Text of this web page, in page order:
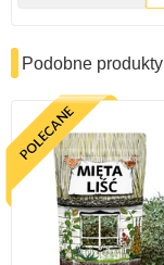
Podobne produkty